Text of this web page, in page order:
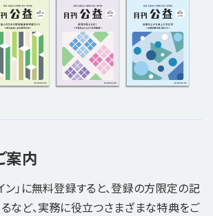
案内
ン」に無料登録すると、登録の方限定の記
など、実務に役立つさまざまな特典をご